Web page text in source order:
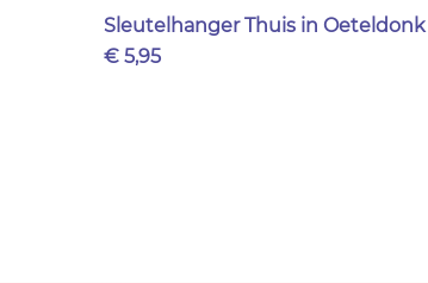
Sleutelhanger Thuis in Oeteldonk
Prijs
€ 5,95